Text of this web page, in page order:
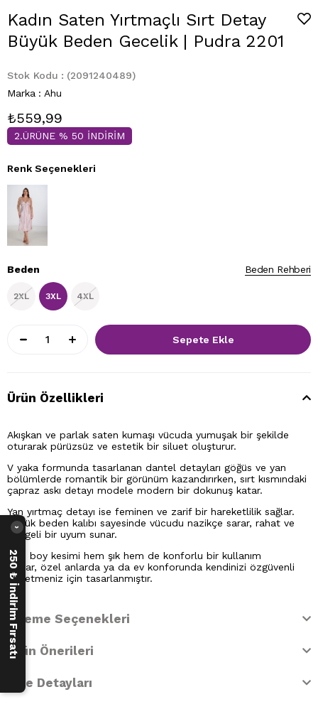
Kadın Saten Yırtmaçlı Sırt Detay
Büyük Beden Gecelik | Pudra 2201
Stok Kodu
(2091240489)
Marka : Ahu
₺559,99
2.ÜRÜNE % 50 İNDİRİM
Renk Seçenekleri
Beden Rehberi
Beden
2XL 3XL 4XL
Ürün Özellikleri
Akışkan ve parlak saten kumaşı vücuda yumuşak bir şekilde
oturarak pürüzsüz ve estetik bir siluet oluşturur.
V yaka formunda tasarlanan dantel detayları göğüs ve yan
bölümlerde romantik bir görünüm kazandırırken, sırt kısmındaki
çapraz askı detayı modele modern bir dokunuş katar.
Yan yırtmaç detayı ise feminen ve zarif bir hareketlilik sağlar.
Büyük beden kalıbı sayesinde vücudu nazikçe sarar, rahat ve
dengeli bir uyum sunar.
Midi boy kesimi hem şık hem de konforlu bir kullanım
sağlar, özel anlarda ya da ev konforunda kendinizi özgüvenli
hissetmeniz için tasarlanmıştır.
Ödeme Seçenekleri
Ürün Önerileri
İade Detayları
250 ₺ İndirim Fırsatı
›